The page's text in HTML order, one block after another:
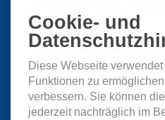
Atmosphäre zu erleben und
fliegerische Zukunft zu sammeln.
Mit strahlenden Gesichtern
den Wolken, getragen von der
Zurück
Cookie- und
Diese Webseite
Funktionen zu
verbessern. Sie können
jederzeit nachträglich im